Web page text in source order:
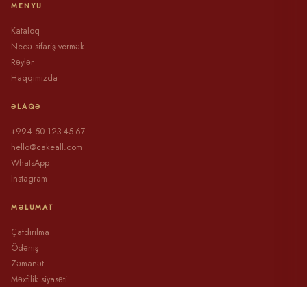
MENYU
Kataloq
Necə sifariş vermək
Rəylər
Haqqımızda
ƏLAQƏ
+994 50 123-45-67
hello@cakeall.com
WhatsApp
Instagram
MƏLUMAT
Çatdırılma
Ödəniş
Zəmanət
Məxfilik siyasəti